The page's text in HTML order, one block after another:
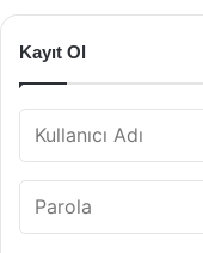
Kayıt Ol